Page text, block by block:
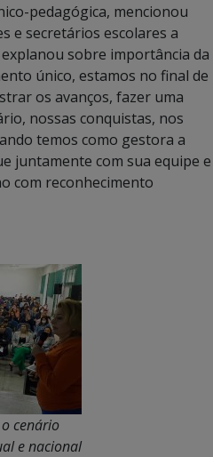
pedagógica, mencionou
e secretários escolares a
sobre importância da
único, estamos no final de
os avanços, fazer uma
nossas conquistas, nos
temos como gestora a
juntamente com sua equipe e
com reconhecimento
cenário
e nacional